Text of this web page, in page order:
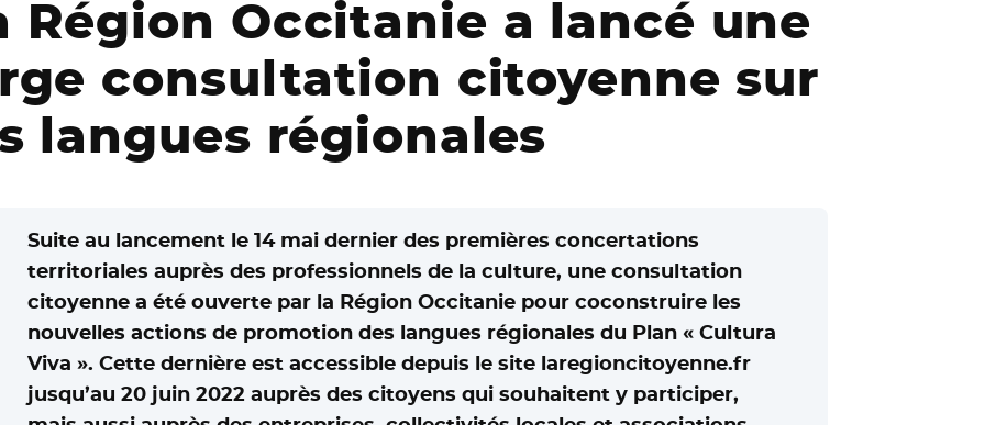
Région Occitanie a lancé une
consultation citoyenne sur
langues régionales
Suite au lancement le 14 mai dernier des premières concertations
territoriales auprès des professionnels de la culture, une consultation
citoyenne a été ouverte par la Région Occitanie pour coconstruire les
nouvelles actions de promotion des langues régionales du Plan « Cultura
Viva ». Cette dernière est accessible depuis le site laregioncitoyenne.fr
jusqu’au 20 juin 2022 auprès des citoyens qui souhaitent y participer,